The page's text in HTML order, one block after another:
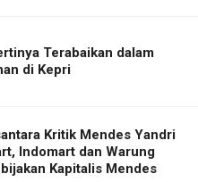
Terabaikan dalam
di Kepri
Kritik Mendes Yandri
Indomart dan Warung
Kapitalis Mendes